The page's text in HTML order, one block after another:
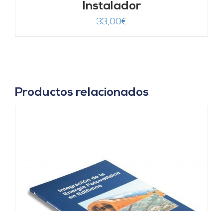
Instalador
33,00€
Productos relacionados